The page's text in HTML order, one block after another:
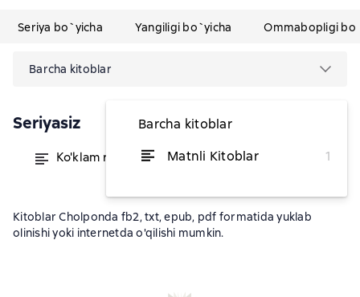
Seriya bo`yicha Yangiligi bo`yicha Ommabopligi
Barcha kitoblar
Barcha kitoblar
Matnli Kitoblar
1
Seriyasiz
Ko'klam ruhi dan 9 931,98 soʻm
Kitoblar Cholponda fb2, txt, epub, pdf formatida yuklab
olinishi yoki internetda o'qilishi mumkin.